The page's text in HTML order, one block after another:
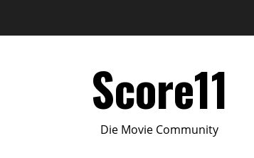
Score11
Die Movie Community